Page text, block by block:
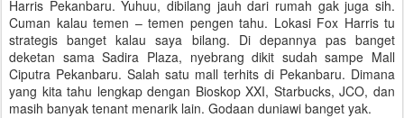
Harris Pekanbaru. Yuhuu, dibilang jauh dari rumah gak juga sih.
Cuman kalau temen – temen pengen tahu. Lokasi Fox Harris tu
strategis banget kalau saya bilang. Di depannya pas banget
deketan sama Sadira Plaza, nyebrang dikit sudah sampe Mall
Ciputra Pekanbaru. Salah satu mall terhits di Pekanbaru. Dimana
yang kita tahu lengkap dengan Bioskop XXI, Starbucks, JCO, dan
masih banyak tenant menarik lain. Godaan duniawi banget yak.